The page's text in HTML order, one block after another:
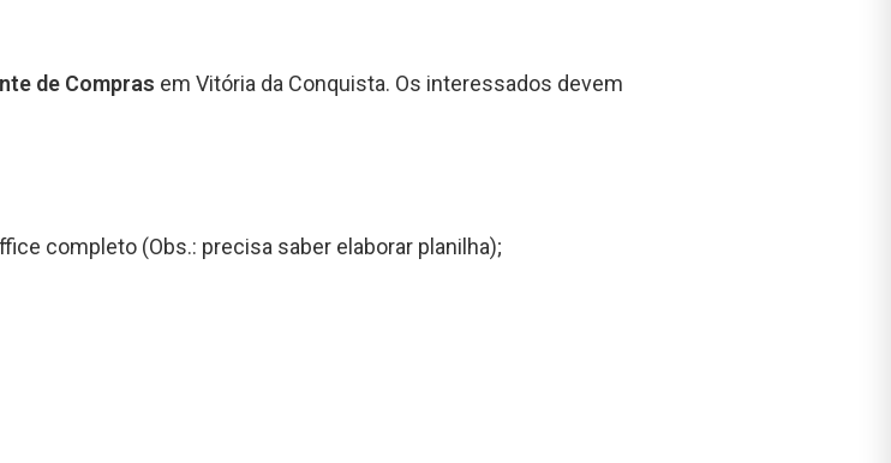
de Compras em Vitória da Conquista. Os interessados devem
completo (Obs.: precisa saber elaborar planilha);